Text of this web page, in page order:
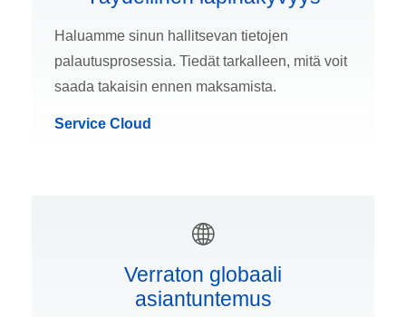
Haluamme sinun hallitsevan tietojen
palautusprosessia. Tiedät tarkalleen, mitä voit
saada takaisin ennen maksamista.
Service Cloud
Verraton globaali
asiantuntemus